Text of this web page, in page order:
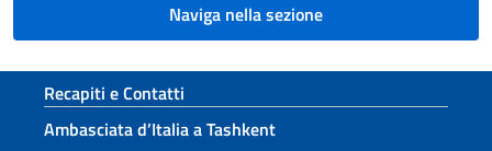
Naviga nella sezione
Sezione footer
Recapiti e Contatti
Ambasciata d’Italia a Tashkent